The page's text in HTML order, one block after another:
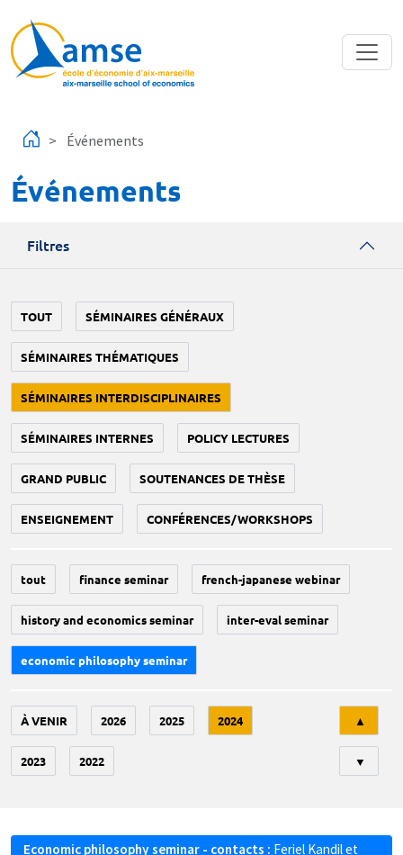
Événements
Événements
Filtres
TOUT SÉMINAIRES GÉNÉRAUX
SÉMINAIRES THÉMATIQUES
SÉMINAIRES INTERDISCIPLINAIRES
SÉMINAIRES INTERNES POLICY LECTURES
GRAND PUBLIC SOUTENANCES DE THÈSE
ENSEIGNEMENT CONFÉRENCES/WORKSHOPS
tout finance seminar french-japanese webinar
history and economics seminar inter-eval seminar
economic philosophy seminar
À VENIR 2026 2025 2024
2023 2022
▲
▼
Economic philosophy seminar - contacts : Feriel Kandilet